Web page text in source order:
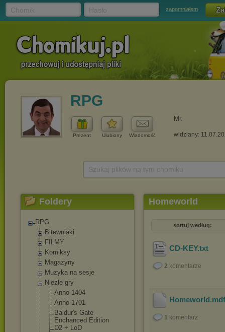
zapomniałem
RPG
Prezent Ulubiony Wiadomość
Mr.
widziany:
Foldery
RPG
Bitewniaki
FILMY
Komiksy
Magazyny
Muzyka na sesje
Niezłe gry
Anno 1404
Anno 1701
Baldur's Gate
Enchanced Edition
D2 + LoD
Homeworld
sortuj według:
CD-KEY.txt
2 komentarze
Homeworld
1 komentarz